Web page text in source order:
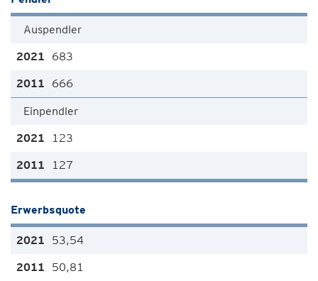
Auspendler
683
666
Einpendler
123
127
Erwerbsquote
53,54
50,81